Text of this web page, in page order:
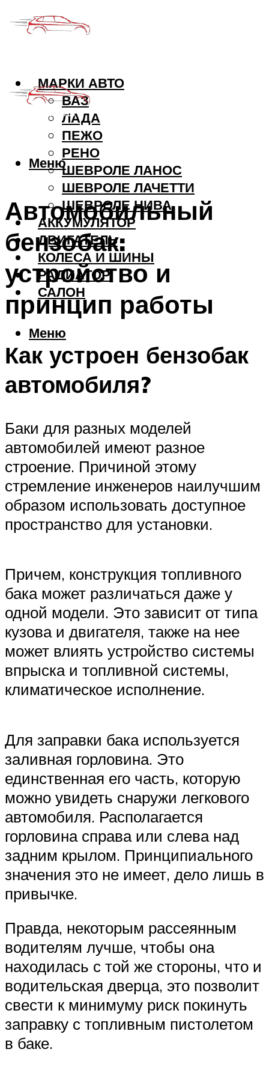
МАРКИ АВТО
ВАЗ
ЛАДА
ПЕЖО
РЕНО
ШЕВРОЛЕ ЛАНОС
ШЕВРОЛЕ ЛАЧЕТТИ
ШЕВРОЛЕ НИВА
АККУМУЛЯТОР
ДВИГАТЕЛЬ
КОЛЕСА И ШИНЫ
РАДИАТОР
САЛОН
Меню
Меню
Автомобильный
бензобак:
устройство и
принцип работы
Как устроен бензобак
автомобиля?
Баки для разных моделей
автомобилей имеют разное
строение. Причиной этому
стремление инженеров наилучшим
образом использовать доступное
пространство для установки.
Причем, конструкция топливного
бака может различаться даже у
одной модели. Это зависит от типа
кузова и двигателя, также на нее
может влиять устройство системы
впрыска и топливной системы,
климатическое исполнение.
Для заправки бака используется
заливная горловина. Это
единственная его часть, которую
можно увидеть снаружи легкового
автомобиля. Располагается
горловина справа или слева над
задним крылом. Принципиального
значения это не имеет, дело лишь в
привычке.
Правда, некоторым рассеянным
водителям лучше, чтобы она
находилась с той же стороны, что и
водительская дверца, это позволит
свести к минимуму риск покинуть
заправку с топливным пистолетом
в баке.